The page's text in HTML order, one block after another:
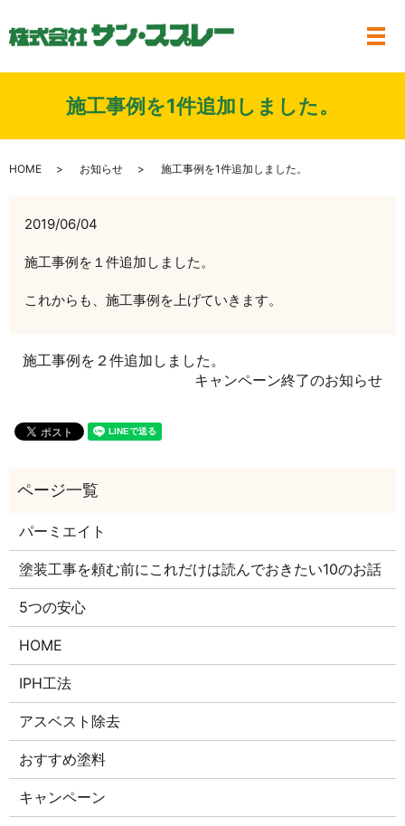
メ
施工事例を1件追加しました。
HOME お知らせ 施工事例を1件追加しました。
2019/06/04
施工事例を１件追加しました。
これからも、施工事例を上げていきます。
施工事例を２件追加しました。
キャンペーン終了のお知らせ
パーミエイト
塗装工事を頼む前にこれだけは読んでおきたい10のお話
5つの安心
HOME
IPH工法
アスベスト除去
おすすめ塗料
キャンペーン